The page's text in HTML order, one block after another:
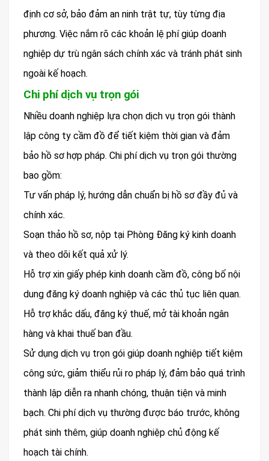
định cơ sở, bảo đảm an ninh trật tự, tùy từng địa
phương. Việc nắm rõ các khoản lệ phí giúp doanh
nghiệp dự trù ngân sách chính xác và tránh phát sinh
ngoài kế hoạch.
Chi phí dịch vụ trọn gói
Nhiều doanh nghiệp lựa chọn dịch vụ trọn gói thành
lập công ty cầm đồ để tiết kiệm thời gian và đảm
bảo hồ sơ hợp pháp. Chi phí dịch vụ trọn gói thường
bao gồm:
Tư vấn pháp lý, hướng dẫn chuẩn bị hồ sơ đầy đủ và
chính xác.
Soạn thảo hồ sơ, nộp tại Phòng Đăng ký kinh doanh
và theo dõi kết quả xử lý.
Hỗ trợ xin giấy phép kinh doanh cầm đồ, công bố nội
dung đăng ký doanh nghiệp và các thủ tục liên quan.
Hỗ trợ khắc dấu, đăng ký thuế, mở tài khoản ngân
hàng và khai thuế ban đầu.
Sử dụng dịch vụ trọn gói giúp doanh nghiệp tiết kiệm
công sức, giảm thiểu rủi ro pháp lý, đảm bảo quá trình
thành lập diễn ra nhanh chóng, thuận tiện và minh
bạch. Chi phí dịch vụ thường được báo trước, không
phát sinh thêm, giúp doanh nghiệp chủ động kế
hoạch tài chính.